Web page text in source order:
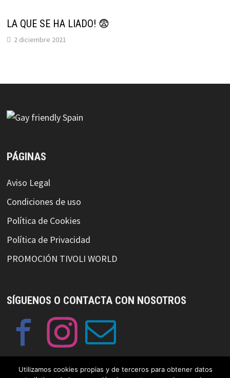
LA QUE SE HA LIADO! 😨
2 diciembre 2021
PÁGINAS
Aviso Legal
Condiciones de uso
Política de Cookies
Política de Privacidad
PROMOCIÓN TIVOLI WORLD
SÍGUENOS O CONTACTA CON NOSOTROS
Utilizamos cookies propias y de terceros para obtener datos